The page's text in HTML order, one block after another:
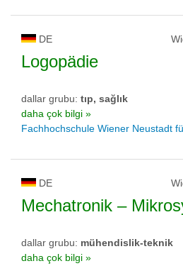
DE
Logopädie
dallar grubu: tıp, sağlık
daha çok bilgi »
Fachhochschule Wiener Neustadt
DE
Mechatronik –
dallar grubu: mühendislik-teknik
daha çok bilgi »